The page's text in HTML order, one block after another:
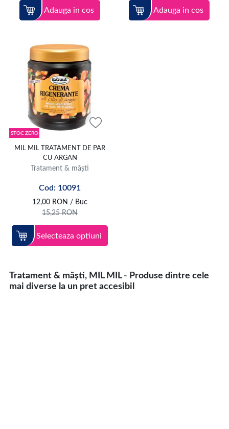
Adauga in cos Adauga in cos
STOC ZERO
MIL MIL TRATAMENT DE PAR
CU ARGAN
Tratament & măști
Cod: 10091
12,00 RON / Buc
15,25RON
Selecteaza optiuni
Tratament & măști, MIL MIL - Produse dintre cele
mai diverse la un pret accesibil